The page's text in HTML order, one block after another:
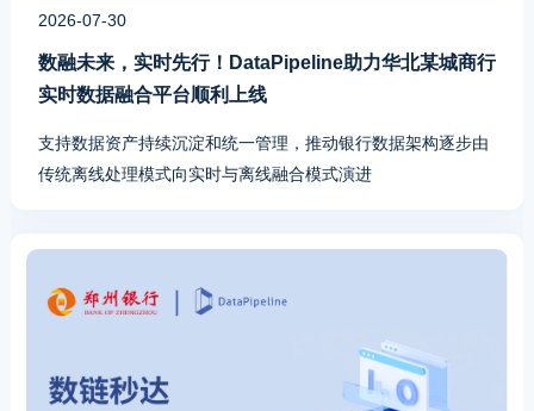
2026-07-30
数融未来，实时先行！DataPipeline助力华北某城商行
实时数据融合平台顺利上线
支持数据资产持续沉淀和统一管理，推动银行数据架构逐步由
传统离线处理模式向实时与离线融合模式演进